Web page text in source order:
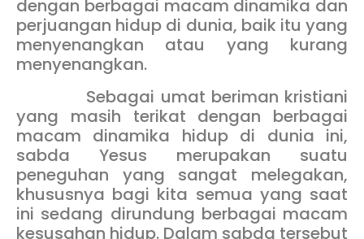
dengan berbagai macam dinamika dan
perjuangan hidup di dunia, baik itu yang
menyenangkan atau yang kurang
menyenangkan.
Sebagai umat beriman kristiani
yang masih terikat dengan berbagai
macam dinamika hidup di dunia ini,
sabda Yesus merupakan suatu
peneguhan yang sangat melegakan,
khususnya bagi kita semua yang saat
ini sedang dirundung berbagai macam
kesusahan hidup. Dalam sabda tersebut